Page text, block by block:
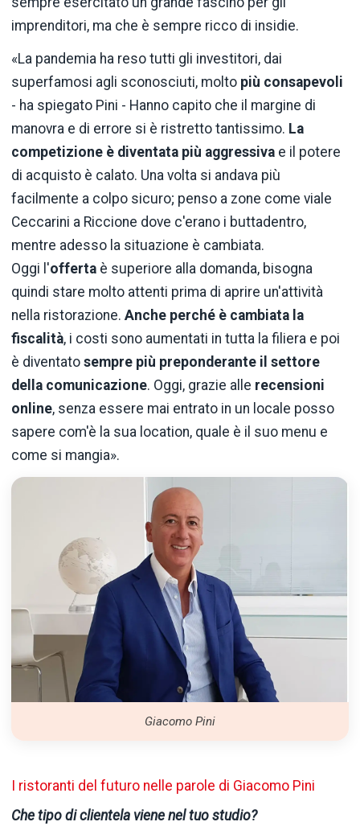
imprenditori, ma che è sempre ricco di insidie.
«La pandemia ha reso tutti gli investitori, dai
superfamosi agli sconosciuti, molto più consapevoli
- ha spiegato Pini - Hanno capito che il margine di
manovra e di errore si è ristretto tantissimo. La
competizione è diventata più aggressiva e il potere
di acquisto è calato. Una volta si andava più
facilmente a colpo sicuro; penso a zone come viale
Ceccarini a Riccione dove c'erano i buttadentro,
mentre adesso la situazione è cambiata.
Oggi l'offerta è superiore alla domanda, bisogna
quindi stare molto attenti prima di aprire un'attività
nella ristorazione. Anche perché è cambiata la
fiscalità, i costi sono aumentati in tutta la filiera e poi
è diventato sempre più preponderante il settore
della comunicazione. Oggi, grazie alle recensioni
online, senza essere mai entrato in un locale posso
sapere com'è la sua location, quale è il suo menu e
come si mangia».
Giacomo Pini
I ristoranti del futuro nelle parole di Giacomo Pini
Che tipo di clientela viene nel tuo studio?